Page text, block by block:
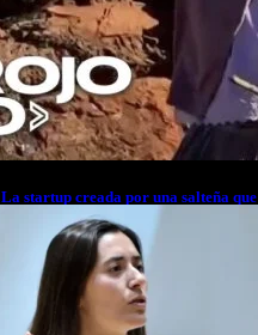
La startup creada por una salteña que
busca resolver el estrés financiero en
Latinoamérica